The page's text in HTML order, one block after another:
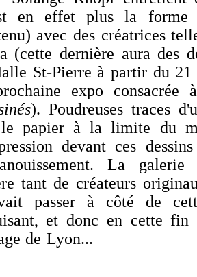
en effet plus la forme
avec des créatrices
(cette dernière aura des
St-Pierre à partir du
expo
). Poudreuses traces
papier à la limite du
devant ces
La
tant de créateurs
passer à côté de
et donc en cette
de Lyon...